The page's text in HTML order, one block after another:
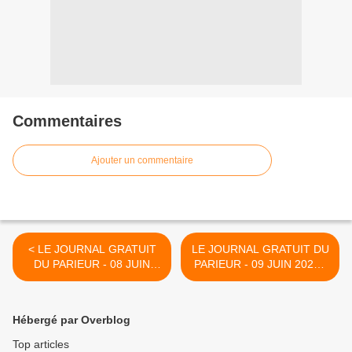
Commentaires
Ajouter un commentaire
< LE JOURNAL GRATUIT
DU PARIEUR - 08 JUIN
2022 - COUPLE DU JOUR
LE JOURNAL GRATUIT DU
PARIEUR - 09 JUIN 2022 -
COUPLE DU JOUR DU
Hébergé par Overblog
Top articles